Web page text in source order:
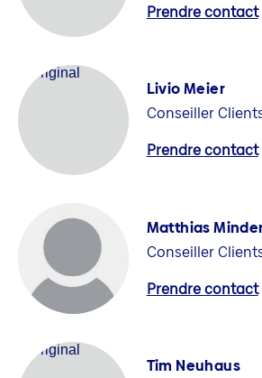
Prendre contact
Livio Meier
Conseiller
Prendre contact
Matthias
Conseiller
Prendre contact
Tim Neuhaus